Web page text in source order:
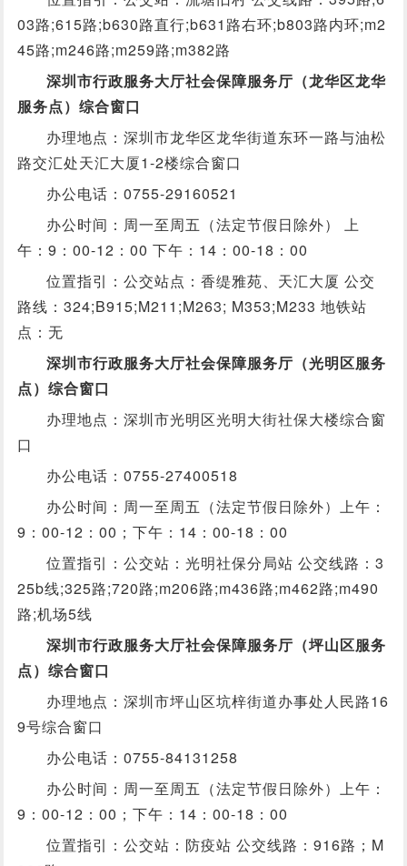
03路;615路;b630路直行;b631路右环;b803路内环;m2
45路;m246路;m259路;m382路
深圳市行政服务大厅社会保障服务厅（龙华区龙华
服务点）综合窗口
办理地点：深圳市龙华区龙华街道东环一路与油松
路交汇处天汇大厦1-2楼综合窗口
办公电话：0755-29160521
办公时间：周一至周五（法定节假日除外） 上
午：9：00-12：00 下午：14：00-18：00
位置指引：公交站点：香缇雅苑、天汇大厦 公交
路线：324;B915;M211;M263; M353;M233 地铁站
点：无
深圳市行政服务大厅社会保障服务厅（光明区服务
点）综合窗口
办理地点：深圳市光明区光明大街社保大楼综合窗
口
办公电话：0755-27400518
办公时间：周一至周五（法定节假日除外）上午：
9：00-12：00；下午：14：00-18：00
位置指引：公交站：光明社保分局站 公交线路：3
25b线;325路;720路;m206路;m436路;m462路;m490
路;机场5线
深圳市行政服务大厅社会保障服务厅（坪山区服务
点）综合窗口
办理地点：深圳市坪山区坑梓街道办事处人民路16
9号综合窗口
办公电话：0755-84131258
办公时间：周一至周五（法定节假日除外）上午：
9：00-12：00；下午：14：00-18：00
位置指引：公交站：防疫站 公交线路：916路；M